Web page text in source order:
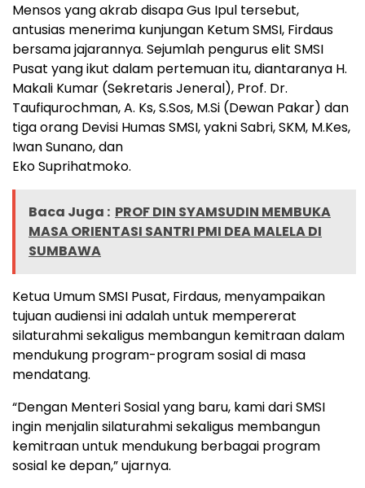
Mensos yang akrab disapa Gus Ipul tersebut,
antusias menerima kunjungan Ketum SMSI, Firdaus
bersama jajarannya. Sejumlah pengurus elit SMSI
Pusat yang ikut dalam pertemuan itu, diantaranya H.
Makali Kumar (Sekretaris Jeneral), Prof. Dr.
Taufiqurochman, A. Ks, S.Sos, M.Si (Dewan Pakar) dan
tiga orang Devisi Humas SMSI, yakni Sabri, SKM, M.Kes,
Iwan Sunano, dan
Eko Suprihatmoko.
Baca Juga : PROF DIN SYAMSUDIN MEMBUKA
MASA ORIENTASI SANTRI PMI DEA MALELA DI
SUMBAWA
Ketua Umum SMSI Pusat, Firdaus, menyampaikan
tujuan audiensi ini adalah untuk mempererat
silaturahmi sekaligus membangun kemitraan dalam
mendukung program-program sosial di masa
mendatang.
“Dengan Menteri Sosial yang baru, kami dari SMSI
ingin menjalin silaturahmi sekaligus membangun
kemitraan untuk mendukung berbagai program
sosial ke depan,” ujarnya.